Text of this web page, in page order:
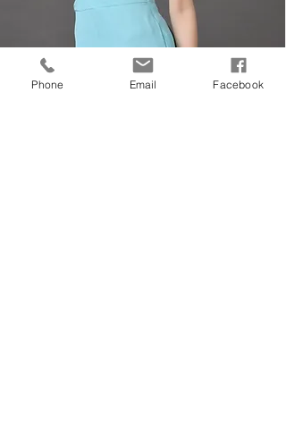
Phone Email Facebook